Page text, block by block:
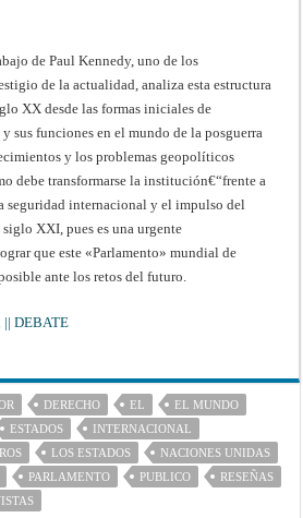
de Paul Kennedy, uno de los
de la actualidad, analiza esta estructura
XX desde las formas iniciales de
sus funciones en el mundo de la posguerra
y los problemas geopolíticos
debe transformarse la institución€“frente a
seguridad internacional y el impulso del
XXI, pues es una urgente
que este «Parlamento» mundial de
ante los retos del futuro.
|| DEBATE
DERECHO EL
EL MUNDO
ESTADOS
INTERNACIONAL
LOS ESTADOS
NACIONES UNIDAS
PARLAMENTO PUBLICO
RESEÑAS